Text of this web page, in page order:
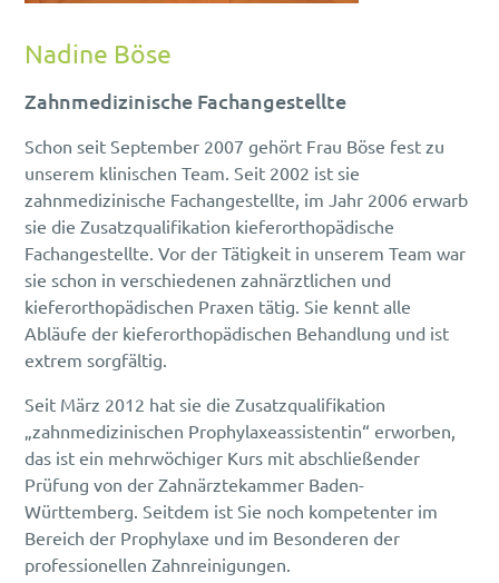
Nadine Böse
Zahnmedizinische Fachangestellte
Schon seit September 2007 gehört Frau Böse fest zu
unserem klinischen Team. Seit 2002 ist sie
zahnmedizinische Fachangestellte, im Jahr 2006 erwarb
sie die Zusatzqualifikation kieferorthopädische
Fachangestellte. Vor der Tätigkeit in unserem Team war
sie schon in verschiedenen zahnärztlichen und
kieferorthopädischen Praxen tätig. Sie kennt alle
Abläufe der kieferorthopädischen Behandlung und ist
extrem sorgfältig.
Seit März 2012 hat sie die Zusatzqualifikation
„zahnmedizinischen Prophylaxeassistentin“ erworben,
das ist ein mehrwöchiger Kurs mit abschließender
Prüfung von der Zahnärztekammer Baden-
Württemberg. Seitdem ist Sie noch kompetenter im
Bereich der Prophylaxe und im Besonderen der
professionellen Zahnreinigungen.